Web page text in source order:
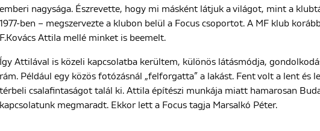
emberi nagysága. Észrevette, hogy mi másként látjuk a világot, mint a
1977-ben – megszervezte a klubon belül a Focus csoportot. A MF klub
F.Kovács Attila mellé minket is beemelt.
Így Attilával is közeli kapcsolatba kerültem, különös látásmódja,
rám. Például egy közös fotózásnál „felforgatta” a lakást. Fent volt a lent és
térbeli csalafintaságot talál ki. Attila építészi munkája miatt hamarosan
kapcsolatunk megmaradt. Ekkor lett a Focus tagja Marsalkó Péter.